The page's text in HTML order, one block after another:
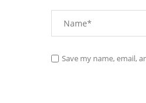
Save my name, email,